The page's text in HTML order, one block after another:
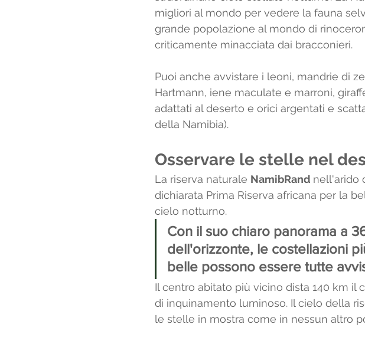
migliori al mondo per vedere la fauna
grande popolazione al mondo di
criticamente minacciata dai bracconieri.
Puoi anche avvistare i leoni, mandrie di
Hartmann, iene maculate e marroni,
adattati al deserto e orici argentati e
della Namibia).
Osservare le stelle nel
La riserva naturale NamibRand nell'arido
dichiarata Prima Riserva africana per la
cielo notturno.
Con il suo chiaro panorama a
dell'orizzonte, le costellazioni
belle possono essere tutte
Il centro abitato più vicino dista 140 km il
di inquinamento luminoso. Il cielo della
le stelle in mostra come in nessun altro